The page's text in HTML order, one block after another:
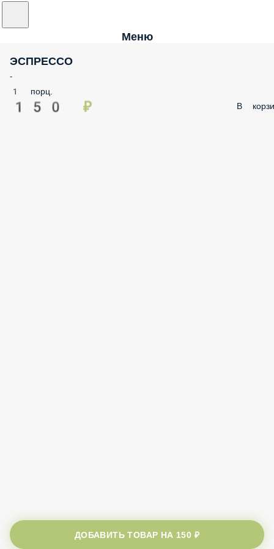
Меню
ЭСПРЕССО
-
1 порц.
150 ₽ В
ДОБАВИТЬ ТОВАР НА 150 ₽